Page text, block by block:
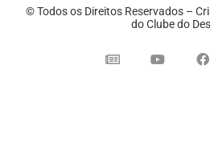
© Todos os Direitos Reservados –
do Clube do